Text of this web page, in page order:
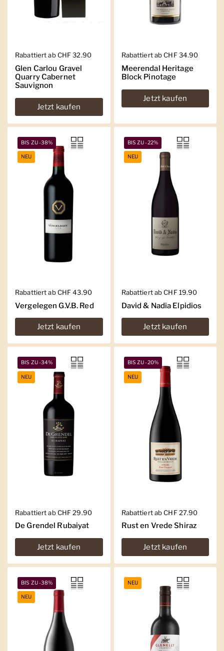
Regulärer Preis
Rabattiert ab CHF 32.90
Glen Carlou Gravel
Quarry Cabernet
Sauvignon
Jetzt kaufen
Regulärer Preis
Rabattiert ab CHF 34.90
Meerendal Heritage
Block Pinotage
Jetzt kaufen
Regulärer Preis
Rabattiert ab CHF 43.90
Vergelegen G.V.B. Red
Jetzt kaufen
BIS ZU -38%
NEU
Regulärer Preis
Rabattiert ab CHF 19.90
David & Nadia Elpidios
Jetzt kaufen
BIS ZU -22%
NEU
Regulärer Preis
Rabattiert ab CHF 29.90
De Grendel Rubaiyat
Jetzt kaufen
BIS ZU -34%
NEU
Regulärer Preis
Rabattiert ab CHF 27.90
Rust en Vrede Shiraz
Jetzt kaufen
BIS ZU -20%
NEU
BIS ZU -38%
NEU
NEU